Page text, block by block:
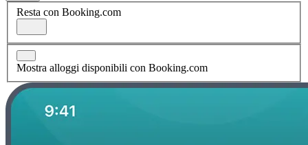
Resta con Booking.com
Mostra alloggi disponibili con Booking.com